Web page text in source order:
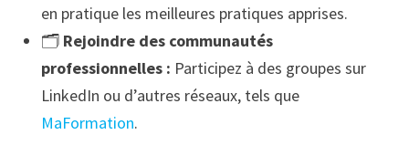
en pratique les meilleures pratiques apprises.
🗂️ Rejoindre des communautés
professionnelles : Participez à des groupes sur
LinkedIn ou d’autres réseaux, tels que
MaFormation.